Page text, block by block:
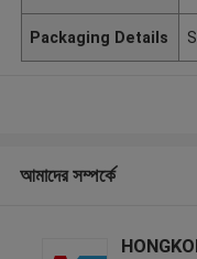
Packaging Details
আমাদের সম্পর্কে